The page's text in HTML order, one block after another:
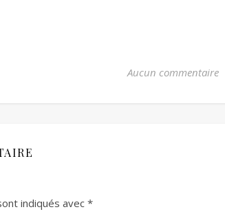
Aucun commentaire
indiqués avec*